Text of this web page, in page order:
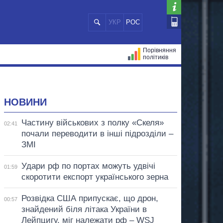
УКР РОС
Порівняння
політиків
НОВИНИ
02:41
Частину військових з полку «Скеля»
почали переводити в інші підрозділи –
ЗМІ
01:59
Удари рф по портах можуть удвічі
скоротити експорт українського зерна
00:57
Розвідка США припускає, що дрон,
знайдений біля літака України в
Лейпцигу, міг належати рф – WSJ